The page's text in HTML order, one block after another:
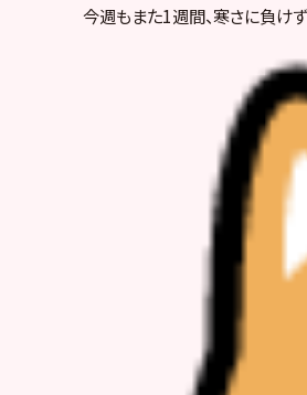
今週もまた1週間、寒さに負け